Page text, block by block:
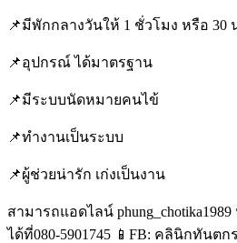
📌มีพักกลางวันให้ 1 ชั่วโมง หรือ 30
📌อุปกรณ์ ได้มาตรฐาน
📌มีระบบนัดหมายคนไข้
📌ทำงานเป็นระบบ
📌ผู้ช่วยน่ารัก เก่งเป็นงาน
สามารถแอดไลน์
ได้ที่080-5901745 📱FB: คลินิกทัน